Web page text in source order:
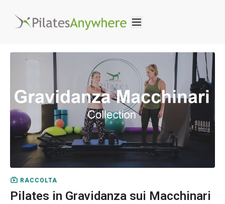
RACCOLTA
Pilates in Gravidanza sui Macchinari